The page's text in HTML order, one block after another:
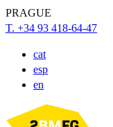
PRAGUE
T. +34 93 418-64-47
cat
esp
en